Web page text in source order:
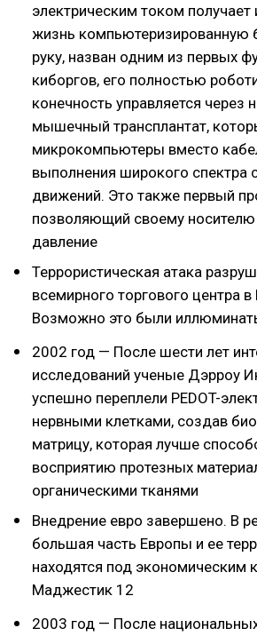
электрическим током
жизнь компьютеризированную
руку, назван одним из первых
киборгов, его полностью
конечность управляется через
мышечный трансплантат,
микрокомпьютеры вместо
выполнения широкого спектра
движений. Это также первый
позволяющий своему
давление
Террористическая атака
всемирного торгового центра
Возможно это были
2002 год — После шести лет
исследований ученые Дэрроу
успешно переплели PEDOT-
нервными клетками, создав
матрицу, которая лучше
восприятию протезных
органическими тканями
Внедрение евро завершено. В
большая часть Европы и ее
находятся под экономическим
Маджестик 12
2003 год — После